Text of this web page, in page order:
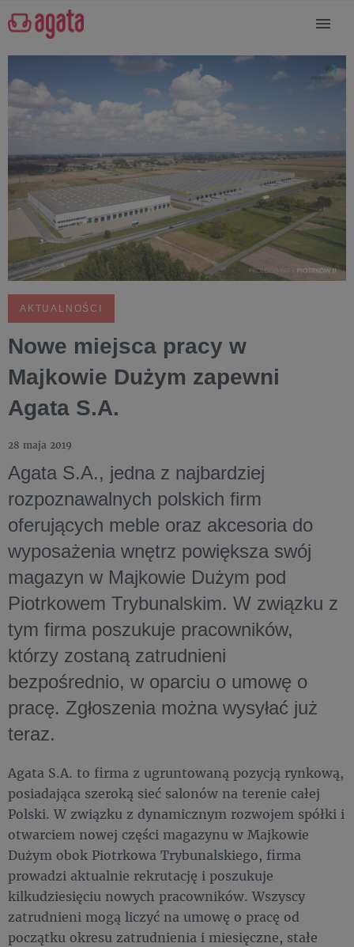
AKTUALNOŚCI
Nowe miejsca pracy w
Majkowie Dużym zapewni
Agata S.A.
28 maja 2019
Agata S.A., jedna z najbardziej
rozpoznawalnych polskich firm
oferujących meble oraz akcesoria do
wyposażenia wnętrz powiększa swój
magazyn w Majkowie Dużym pod
Piotrkowem Trybunalskim. W związku z
tym firma poszukuje pracowników,
którzy zostaną zatrudnieni
bezpośrednio, w oparciu o umowę o
pracę. Zgłoszenia można wysyłać już
teraz.
Agata S.A. to firma z ugruntowaną pozycją rynkową,
posiadająca szeroką sieć salonów na terenie całej
Polski. W związku z dynamicznym rozwojem spółki i
otwarciem nowej części magazynu w Majkowie
Dużym obok Piotrkowa Trybunalskiego, firma
prowadzi aktualnie rekrutację i poszukuje
kilkudziesięciu nowych pracowników. Wszyscy
zatrudnieni mogą liczyć na umowę o pracę od
początku okresu zatrudnienia i miesięczne, stałe